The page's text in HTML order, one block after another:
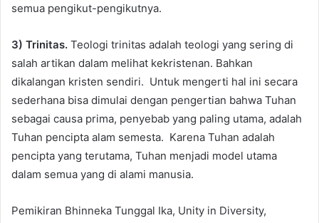
semua pengikut-pengikutnya.
3) Trinitas. Teologi trinitas adalah teologi yang sering di
salah artikan dalam melihat kekristenan. Bahkan
dikalangan kristen sendiri. Untuk mengerti hal ini secara
sederhana bisa dimulai dengan pengertian bahwa Tuhan
sebagai causa prima, penyebab yang paling utama, adalah
Tuhan pencipta alam semesta. Karena Tuhan adalah
pencipta yang terutama, Tuhan menjadi model utama
dalam semua yang di alami manusia.
Pemikiran Bhinneka Tunggal Ika, Unity in Diversity,